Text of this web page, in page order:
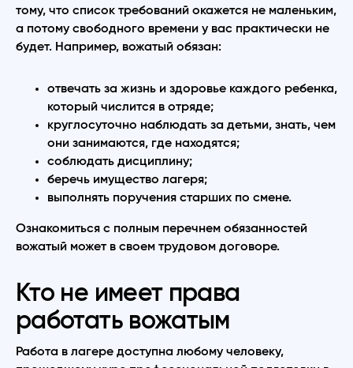
тому, что список требований окажется не маленьким,
а потому свободного времени у вас практически не
будет. Например, вожатый обязан:
отвечать за жизнь и здоровье каждого ребенка,
который числится в отряде;
круглосуточно наблюдать за детьми, знать, чем
они занимаются, где находятся;
соблюдать дисциплину;
беречь имущество лагеря;
выполнять поручения старших по смене.
Ознакомиться с полным перечнем обязанностей
вожатый может в своем трудовом договоре.
Кто не имеет права
работать вожатым
Работа в лагере доступна любому человеку,